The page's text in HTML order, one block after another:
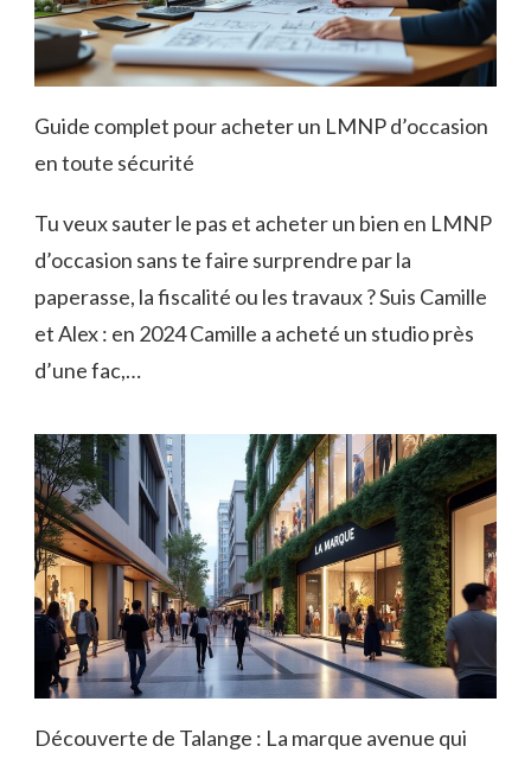
Guide complet pour acheter un LMNP d’occasion
en toute sécurité
Tu veux sauter le pas et acheter un bien en LMNP
d’occasion sans te faire surprendre par la
paperasse, la fiscalité ou les travaux ? Suis Camille
et Alex : en 2024 Camille a acheté un studio près
d’une fac,…
Découverte de Talange : La marque avenue qui